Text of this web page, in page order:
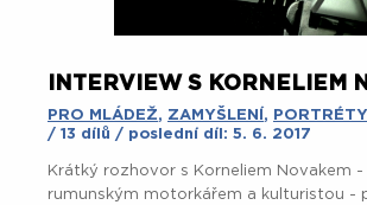
INTERVIEW S KORNELIEM
PRO MLÁDEŽ, ZAMYŠLENÍ ,
/ 13 dílů / poslední díl: 5. 6. 2017
Krátký rozhovor s Korneliem Novakem
rumunským motorkářem a kulturistou -